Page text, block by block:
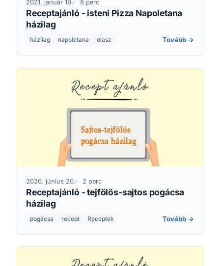
2021. január 19. 8 perc
Receptajánló - isteni Pizza Napoletana
házilag
házilag napoletana olasz Tovább →
2020. június 20. 2 perc
Receptajánló - tejfölös-sajtos pogácsa
házilag
pogácsa recept Receptek Tovább →